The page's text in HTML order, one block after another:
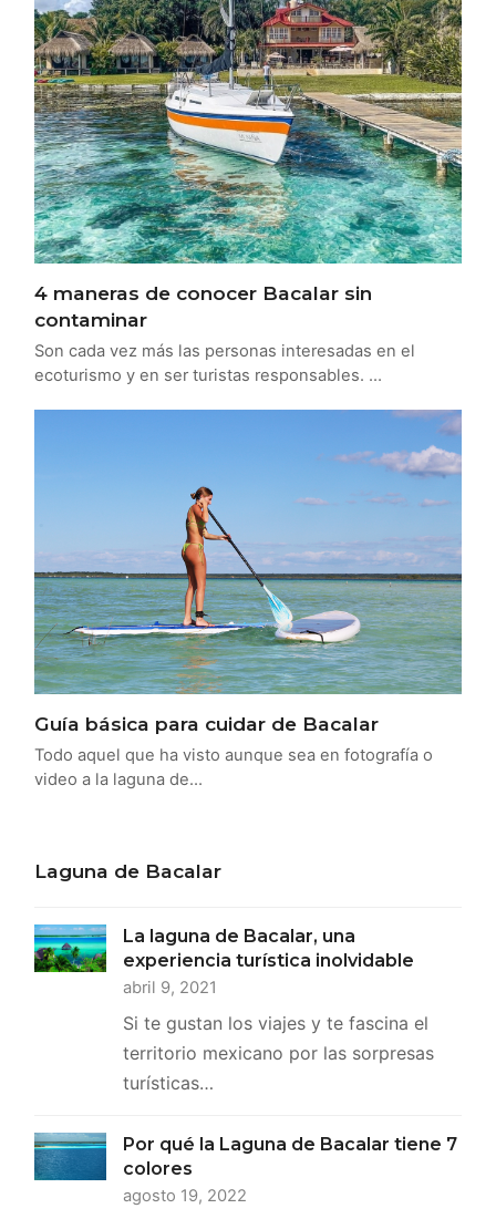
4 maneras de conocer Bacalar sin
contaminar
Son cada vez más las personas interesadas en el
ecoturismo y en ser turistas responsables. …
Guía básica para cuidar de Bacalar
Todo aquel que ha visto aunque sea en fotografía o
video a la laguna de…
Laguna de Bacalar
La laguna de Bacalar, una
experiencia turística inolvidable
abril 9, 2021
Si te gustan los viajes y te fascina el
territorio mexicano por las sorpresas
turísticas…
Por qué la Laguna de Bacalar tiene 7
colores
agosto 19, 2022